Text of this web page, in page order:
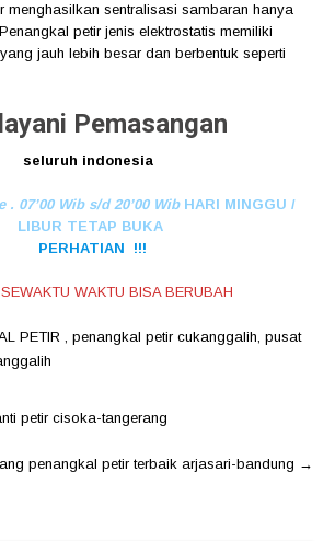
menghasilkan sentralisasi sambaran hanya
petir jenis elektrostatis memiliki
jauh lebih besar dan berbentuk seperti
Pemasangan
seluruh indonesia
. 07’00 Wib s/d 20’00 WibHARI MINGGU /
LIBUR TETAP BUKA
PERHATIAN !!!
WAKTU BISA BERUBAH
PETIR , penangkal petir cukanggalih, pusat
petir cisoka-tangerang
penangkal petir terbaik arjasari-bandung →